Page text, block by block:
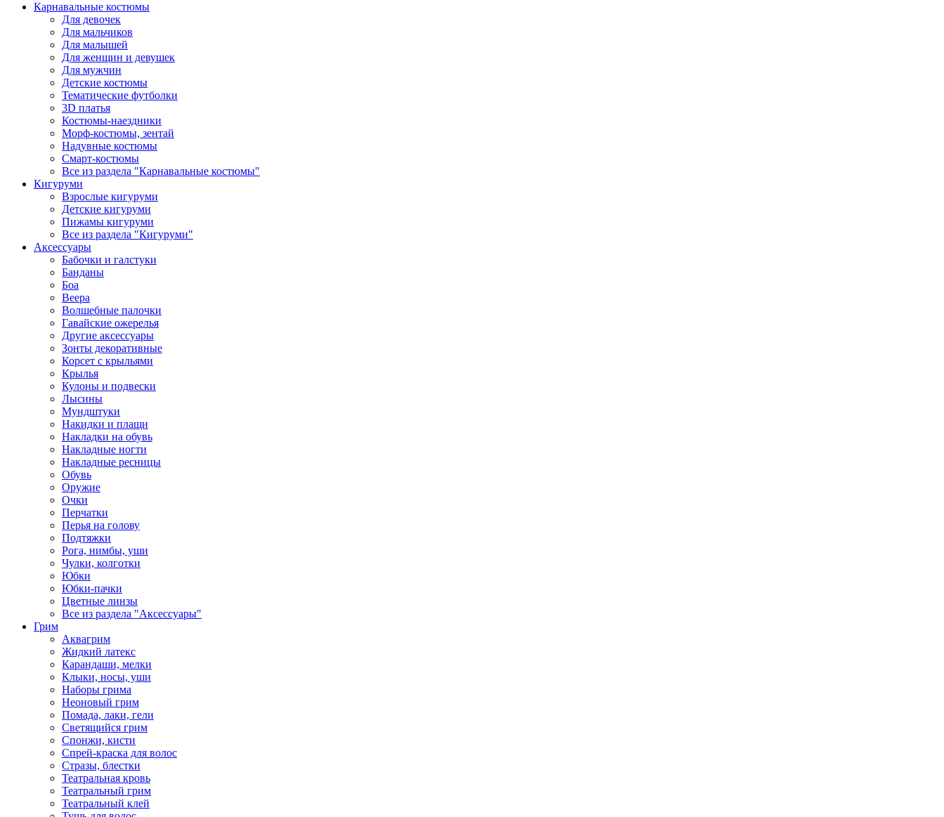
Карнавальные костюмы
Для девочек
Для мальчиков
Для малышей
Для женщин и девушек
Для мужчин
Детские костюмы
Тематические футболки
3D платья
Костюмы-наездники
Морф-костюмы, зентай
Надувные костюмы
Смарт-костюмы
Все из раздела "Карнавальные костюмы"
Кигуруми
Взрослые кигуруми
Детские кигуруми
Пижамы кигуруми
Все из раздела "Кигуруми"
Аксессуары
Бабочки и галстуки
Банданы
Боа
Веера
Волшебные палочки
Гавайские ожерелья
Другие аксессуары
Зонты декоративные
Корсет с крыльями
Крылья
Кулоны и подвески
Лысины
Мундштуки
Накидки и плащи
Накладки на обувь
Накладные ногти
Накладные ресницы
Обувь
Оружие
Очки
Перчатки
Перья на голову
Подтяжки
Рога, нимбы, уши
Чулки, колготки
Юбки
Юбки-пачки
Цветные линзы
Все из раздела "Аксессуары"
Грим
Аквагрим
Жидкий латекс
Карандаши, мелки
Клыки, носы, уши
Наборы грима
Неоновый грим
Помада, лаки, гели
Светящийся грим
Спонжи, кисти
Спрей-краска для волос
Стразы, блестки
Театральная кровь
Театральный грим
Театральный клей